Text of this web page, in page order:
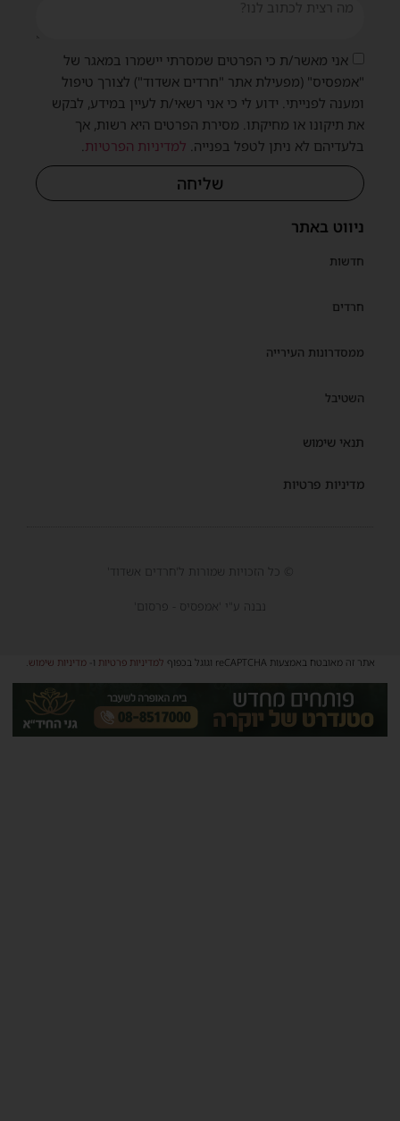
ניווט באתר
חדשות
חרדים
ממסדרונות העירייה
השטיבל
תנאי שימוש
מדיניות פרטיות
אני מאשר/ת כי הפרטים שמסרתי יישמרו במאגר של
"אמפסיס" (מפעילת אתר "חרדים אשדוד") לצורך טיפול
ומענה לפנייתי. ידוע לי כי אני רשאי/ת לעיין במידע, לבקש
את תיקונו או מחיקתו. מסירת הפרטים היא רשות, אך
בלעדיהם לא ניתן לטפל בפנייה.למדיניות הפרטיות.
שליחה
© כל הזכויות שמורות ל'חרדים אשדוד'
נבנה ע"י 'אמפסיס - פרסום'
אתר זה מאובטח באמצעות reCAPTCHA וגוגל בכפוף למדיניות פרטיותו-מדיניות שימוש.